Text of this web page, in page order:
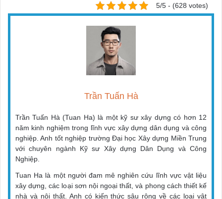
5/5 - (628 votes)
Trần Tuấn Hà
Trần Tuấn Hà (Tuan Ha) là một kỹ sư xây dựng có hơn 12
năm kinh nghiệm trong lĩnh vực xây dựng dân dụng và công
nghiệp. Anh tốt nghiệp trường Đại học Xây dựng Miền Trung
với chuyên ngành Kỹ sư Xây dựng Dân Dụng và Công
Nghiệp.
Tuan Ha là một người đam mê nghiên cứu lĩnh vực vật liệu
xây dựng, các loại sơn nội ngoại thất, và phong cách thiết kế
nhà và nội thất. Anh có kiến thức sâu rộng về các loại vật